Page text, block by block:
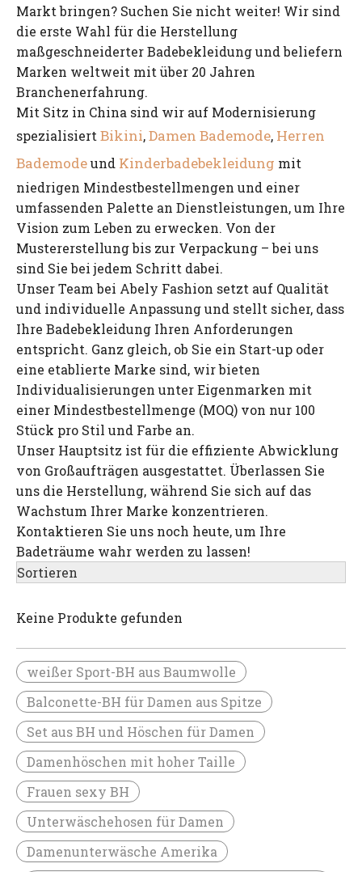
Markt bringen? Suchen Sie nicht weiter! Wir sind
die erste Wahl für die Herstellung
maßgeschneiderter Badebekleidung und beliefern
Marken weltweit mit über 20 Jahren
Branchenerfahrung.
Mit Sitz in China sind wir auf Modernisierung
spezialisiert Bikini,Damen Bademode, Herren
Bademodeund Kinderbadebekleidung mit
niedrigen Mindestbestellmengen und einer
umfassenden Palette an Dienstleistungen, um Ihre
Vision zum Leben zu erwecken. Von der
Mustererstellung bis zur Verpackung – bei uns
sind Sie bei jedem Schritt dabei.
Unser Team bei Abely Fashion setzt auf Qualität
und individuelle Anpassung und stellt sicher, dass
Ihre Badebekleidung Ihren Anforderungen
entspricht. Ganz gleich, ob Sie ein Start-up oder
eine etablierte Marke sind, wir bieten
Individualisierungen unter Eigenmarken mit
einer Mindestbestellmenge (MOQ) von nur 100
Stück pro Stil und Farbe an.
Unser Hauptsitz ist für die effiziente Abwicklung
von Großaufträgen ausgestattet. Überlassen Sie
uns die Herstellung, während Sie sich auf das
Wachstum Ihrer Marke konzentrieren.
Kontaktieren Sie uns noch heute, um Ihre
Badeträume wahr werden zu lassen!
Sortieren
Keine Produkte gefunden
weißer Sport-BH aus Baumwolle
Balconette-BH für Damen aus Spitze
Set aus BH und Höschen für Damen
Damenhöschen mit hoher Taille
Frauen sexy BH
Unterwäschehosen für Damen
Damenunterwäsche Amerika